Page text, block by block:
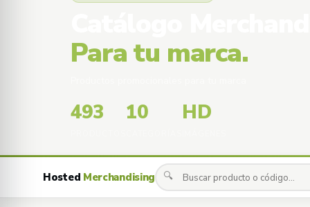
Para tu marca.
493 10 HD
Hosted Merchandising 🔍